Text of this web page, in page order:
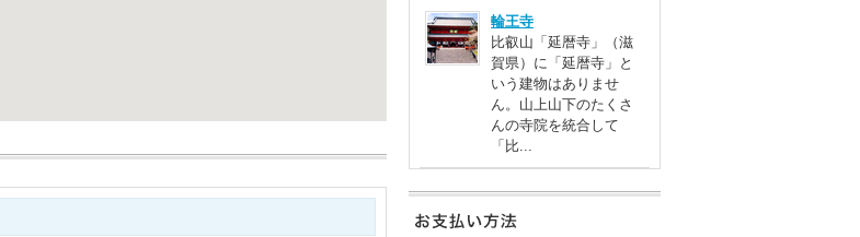
輪王寺
比叡山「延暦寺」（滋
賀県）に「延暦寺」と
いう建物はありませ
ん。山上山下のたくさ
んの寺院を統合して
「比...